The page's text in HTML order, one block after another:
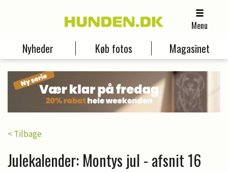
Menu
Nyheder Køb fotos Magasinet
< Tilbage
Julekalender: Montys jul - afsnit 16